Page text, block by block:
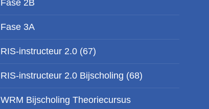
Fase 2B
Fase 3A
RIS-instructeur 2.0 (67)
RIS-instructeur 2.0 Bijscholing (68)
WRM Bijscholing Theoriecursus